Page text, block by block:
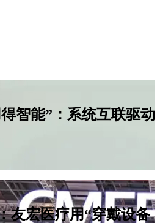
智能”：系统互联驱动
友宏医疗用“穿戴设备